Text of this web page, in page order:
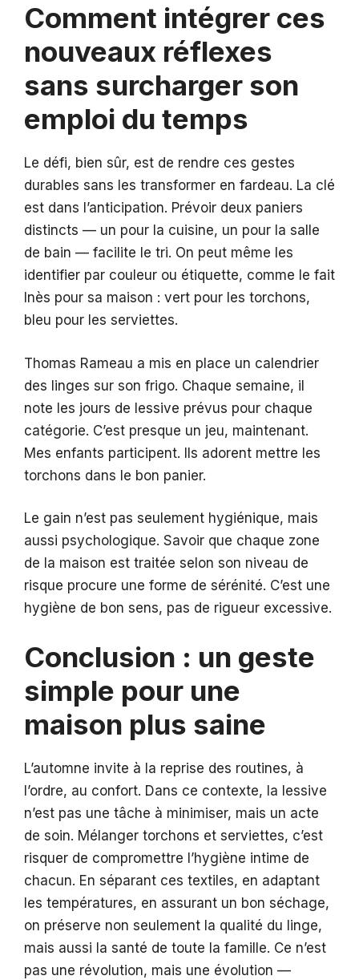
Comment intégrer ces
nouveaux réflexes
sans surcharger son
emploi du temps
Le défi, bien sûr, est de rendre ces gestes
durables sans les transformer en fardeau. La clé
est dans l’anticipation. Prévoir deux paniers
distincts — un pour la cuisine, un pour la salle
de bain — facilite le tri. On peut même les
identifier par couleur ou étiquette, comme le fait
Inès pour sa maison : vert pour les torchons,
bleu pour les serviettes.
Thomas Rameau a mis en place un calendrier
des linges sur son frigo. Chaque semaine, il
note les jours de lessive prévus pour chaque
catégorie. C’est presque un jeu, maintenant.
Mes enfants participent. Ils adorent mettre les
torchons dans le bon panier.
Le gain n’est pas seulement hygiénique, mais
aussi psychologique. Savoir que chaque zone
de la maison est traitée selon son niveau de
risque procure une forme de sérénité. C’est une
hygiène de bon sens, pas de rigueur excessive.
Conclusion : un geste
simple pour une
maison plus saine
L’automne invite à la reprise des routines, à
l’ordre, au confort. Dans ce contexte, la lessive
n’est pas une tâche à minimiser, mais un acte
de soin. Mélanger torchons et serviettes, c’est
risquer de compromettre l’hygiène intime de
chacun. En séparant ces textiles, en adaptant
les températures, en assurant un bon séchage,
on préserve non seulement la qualité du linge,
mais aussi la santé de toute la famille. Ce n’est
pas une révolution, mais une évolution —